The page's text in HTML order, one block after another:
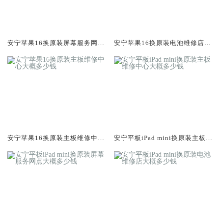
安宁苹果16换原装屏幕服务网点
安宁苹果16换原装电池维修店大
安宁苹果16换原装主板维修中心
安宁平板iPad mini换原装主板维